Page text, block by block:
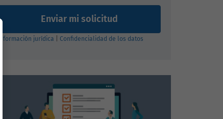
Enviar mi solicitud
Información jurídica Confidencialidad de los datos